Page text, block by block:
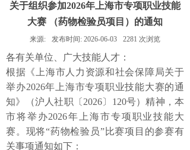
关于组织参加2026年上海市专项职业技能
大赛 （药物检验员项目）的通知
来源: 发布时间: 2026-06-03 2281 次浏览
各有关单位、广大技能人才：
根据《上海市人力资源和社会保障局关于
举办2026年上海市专项职业技能大赛的通
知》（沪人社职〔2026〕120号）精神，本
市将举办2026年上海市专项职业技能大
赛。现将“药物检验员”比赛项目的参赛有
关事项通知如下：